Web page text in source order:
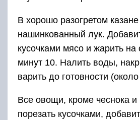
В хорошо разогретом
нашинкованный лук.
кусочками мясо и жарить на
минут 10. Налить воды,
варить до готовности
Все овощи, кроме чеснока
порезать кусочками,